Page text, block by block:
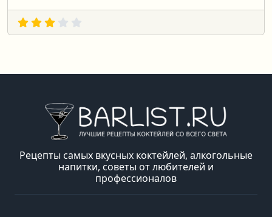
Рецепты самых вкусных коктейлей, алкогольные
напитки, советы от любителей и
профессионалов